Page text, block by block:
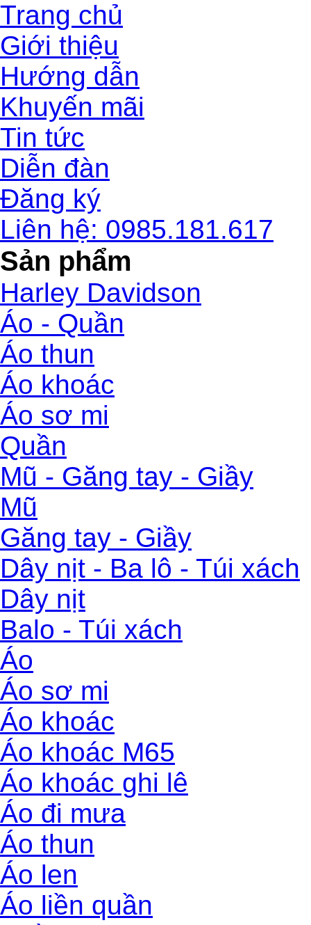
Trang chủ
Giới thiệu
Hướng dẫn
Khuyến mãi
Tin tức
Diễn đàn
Đăng ký
Liên hệ: 0985.181.617
Sản phẩm
Harley Davidson
Áo - Quần
Áo thun
Áo khoác
Áo sơ mi
Quần
Mũ - Găng tay - Giầy
Mũ
Găng tay - Giầy
Dây nịt - Ba lô - Túi xách
Dây nịt
Balo - Túi xách
Áo
Áo sơ mi
Áo khoác
Áo khoác M65
Áo khoác ghi lê
Áo đi mưa
Áo thun
Áo len
Áo liền quần